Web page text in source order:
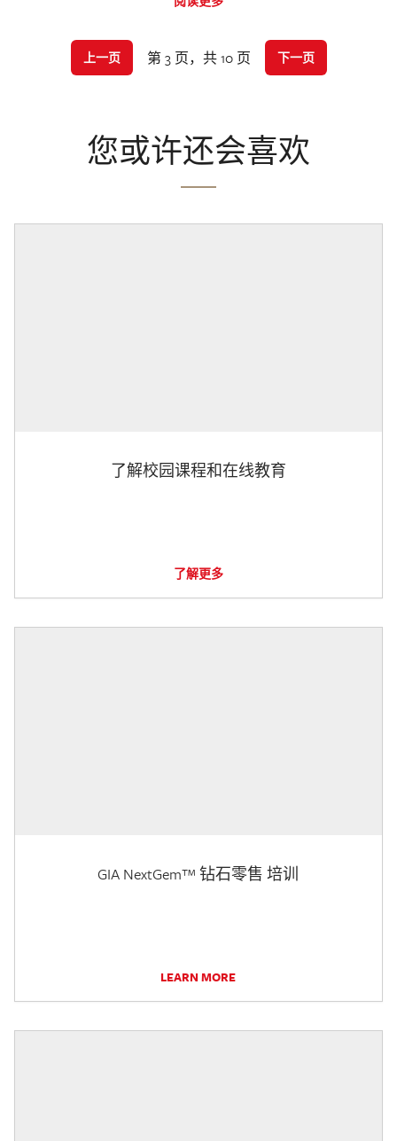
上一页 第 3 页，共 10 页 下一页
您或许还会喜欢
了解校园课程和在线教育
了解更多
GIA NextGem™ 钻石零售 培训
LEARN MORE